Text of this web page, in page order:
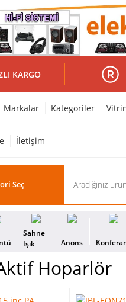
KARGO
Markalar Kategoriler
İletişim
Sahne
Işık
Anons
Hoparlör